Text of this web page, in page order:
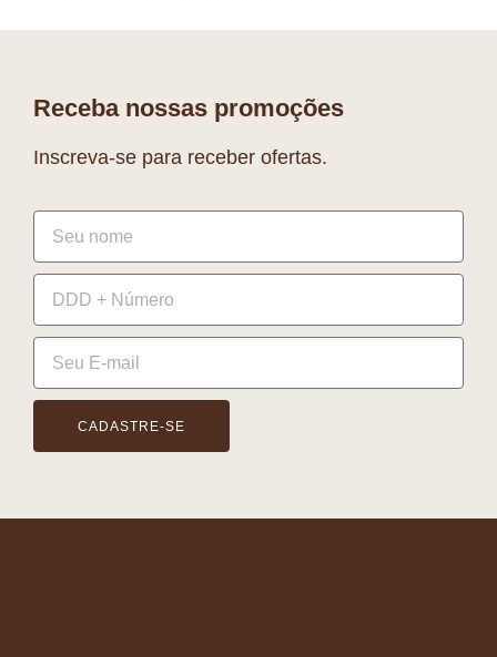
Receba nossas promoções
Inscreva-se para receber ofertas.
CADASTRE-SE